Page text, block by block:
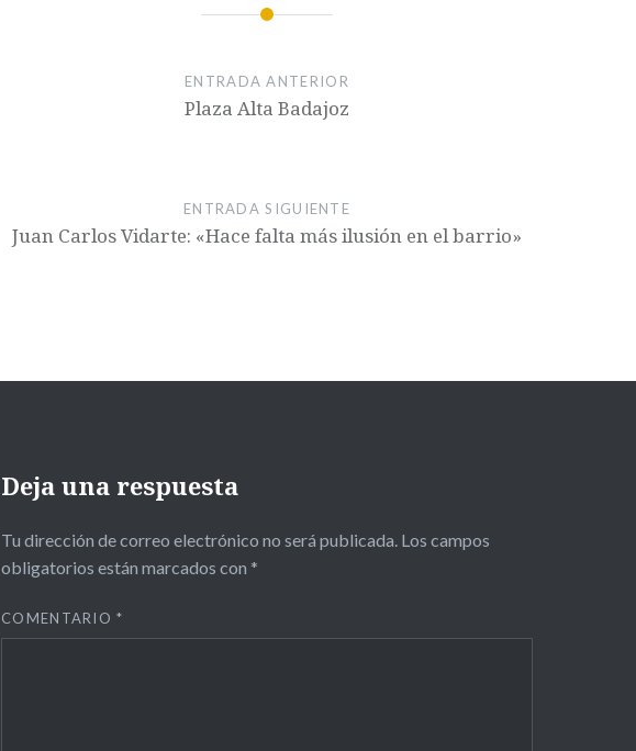
ENTRADA ANTERIOR
Plaza Alta Badajoz
ENTRADA SIGUIENTE
Juan Carlos Vidarte: «Hace falta más ilusión en el barrio»
Deja una respuesta
Tu dirección de correo electrónico no será publicada. Los campos
obligatorios están marcados con *
COMENTARIO*